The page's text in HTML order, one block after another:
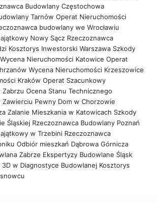
Budowlany Częstochowa
Tarnów Operat Nieruchomości
budowlany we Wrocławiu
Nowy Sącz Rzeczoznawca
Kosztorys Inwestorski Warszawa Szkody
Wycena Nieruchomości Katowice Operat
Wycena Nieruchomości Krzeszowice
Kraków Operat Szacunkowy
Zabrzu Ocena Stanu Technicznego
Zawierciu Pewny Dom w Chorzowie
Zalanie Mieszkania w Katowicach Szkody
Śląskiej Rzeczoznawca Budowlany Poznań
w Trzebini Rzeczoznawca
Odbiór mieszkań Dąbrowa Górnicza
Zabrze Ekspertyzy Budowlane Śląsk
w Diagnostyce Budowlanej Kosztorys